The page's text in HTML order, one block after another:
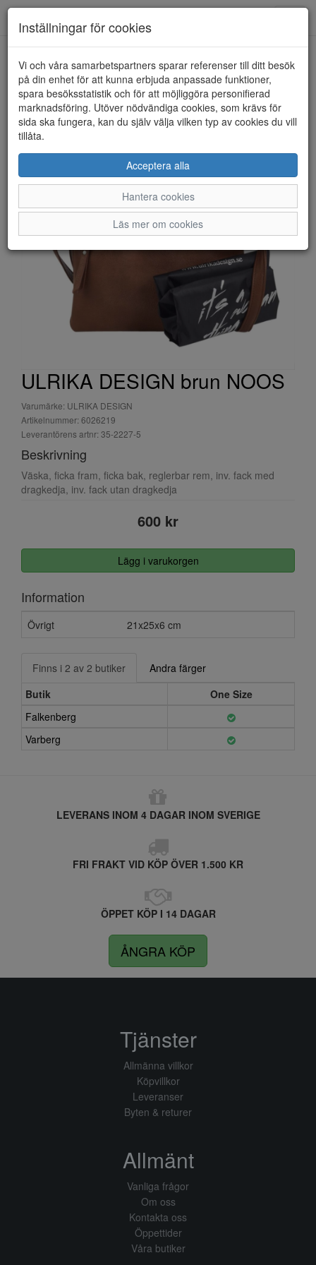
HEM ULRIKA DESIGN
ULRIKA DESIGN brun NOOS
Varumärke: ULRIKA DESIGN
Artikelnummer: 6026219
Leverantörens artnr: 35-2227-5
Beskrivning
Väska, ficka fram, ficka bak, reglerbar rem, inv. fack med
dragkedja, inv. fack utan dragkedja
600 kr
Lägg i varukorgen
Information
Övrigt 21x25x6 cm
Finns i 2 av 2 butiker
Andra färger
Butik
One Size
Falkenberg
Varberg
LEVERANS INOM 4 DAGAR INOM SVERIGE
FRI FRAKT VID KÖP ÖVER 1.500 KR
ÖPPET KÖP I 14 DAGAR
ÅNGRA KÖP
Inställningar för cookies
Vi och våra samarbetspartners sparar referenser till ditt besök
på din enhet för att kunna erbjuda anpassade funktioner,
spara besöksstatistik och för att möjliggöra personifierad
marknadsföring. Utöver nödvändiga cookies, som krävs för
sida ska fungera, kan du själv välja vilken typ av cookies du vill
tillåta.
Acceptera alla
Hantera cookies
Läs mer om cookies
Tjänster
Allmänna villkor
Köpvillkor
Leveranser
Byten & returer
Allmänt
Vanliga frågor
Om oss
Kontakta oss
Öppettider
Våra butiker